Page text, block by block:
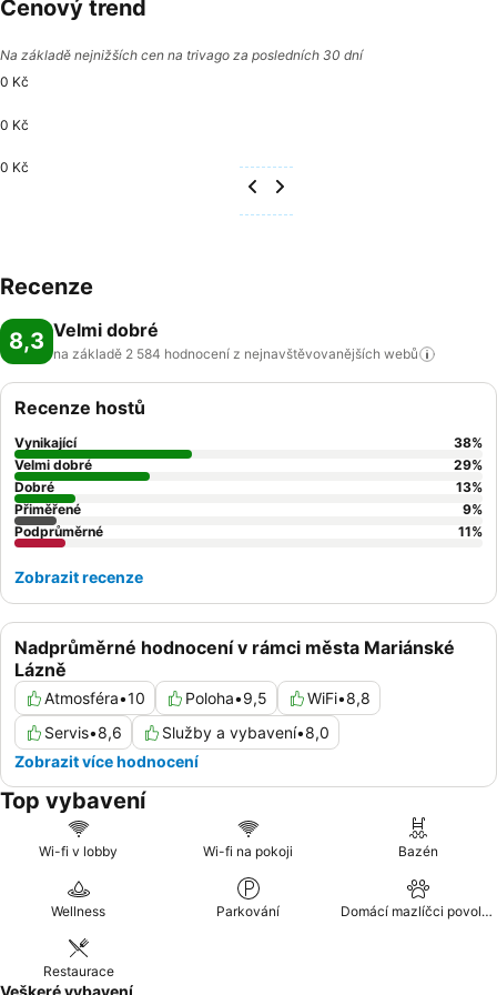
Cenový trend
Na základě nejnižších cen na trivago za posledních 30 dní
0 Kč
0 Kč
0 Kč
Recenze
8,3 Velmi dobré
na základě 2 584 hodnocení z nejnavštěvovanějších webů
Nadprůměrné hodnocení v rámci města Mariánské
Lázně
Atmosféra•10 Poloha•9,5 WiFi•8,8
Servis•8,6 Služby a vybavení•8,0
Zobrazit více hodnocení
Recenze hostů
Vynikající 38%
Velmi dobré
29%
Dobré
13%
Přiměřené
9%
Podprůměrné
11%
Zobrazit recenze
Top vybavení
Wi-fi v lobby Wi-fi na pokoji Bazén
Wellness Parkování Domácí mazlíčci povoleni
Restaurace
Veškeré vybavení